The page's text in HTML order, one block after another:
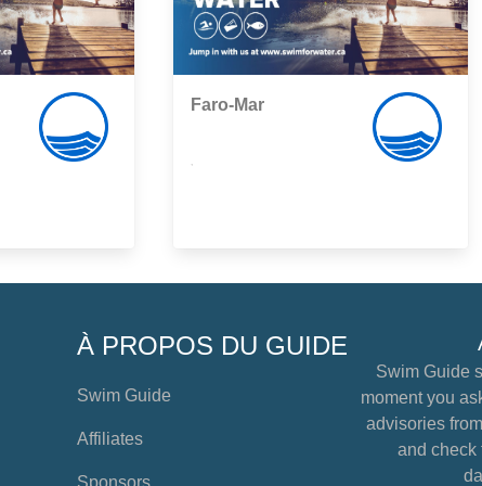
Faro-Mar
À PROPOS DU GUIDE
Swim Guide
Affiliates
Sponsors
Swim Guide
moment you
advisories
and check